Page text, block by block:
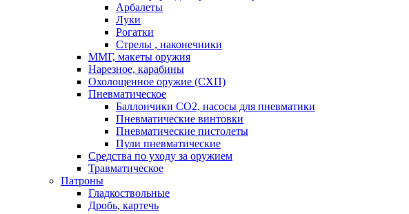
Арбалеты
Луки
Рогатки
Стрелы , наконечники
ММГ, макеты оружия
Нарезное, карабины
Охолощенное оружие (СХП)
Пневматическое
Баллончики СО2, насосы для пневматики
Пневматические винтовки
Пневматические пистолеты
Пули пневматические
Средства по уходу за оружием
Травматическое
Патроны
Гладкоствольные
Дробь, картечь